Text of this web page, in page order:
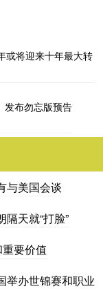
或将迎来十年最大转
发布勿忘版预告
与美国会谈
天就“打脸”
要价值
举办世锦赛和职业